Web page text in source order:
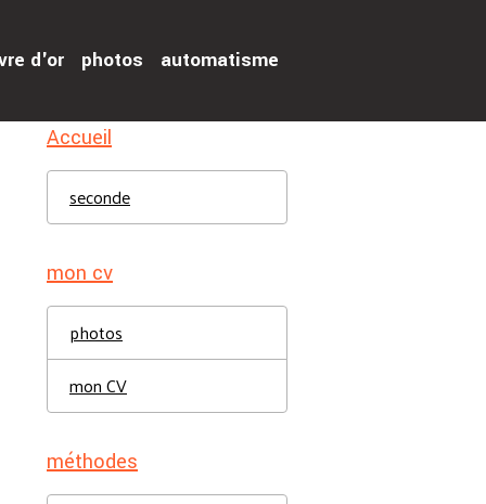
d'or photos automatisme
Accueil
seconde
mon cv
photos
mon CV
méthodes